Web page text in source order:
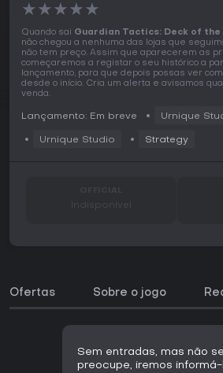
★★★★★
Quando sai Guardian Tactics: Deck of the
não chegou a nenhuma das lojas que
não tem preço. Assim que aparecerem as
começaremos a registar o seu histórico a
lançamento, para que depois possas ver
desde o início. Cria um alerta e avisamos
venda.
Lançamento: Em breve Urnique
Urnique Studio Strategy
Indisponível
Ofertas Sobre o jogo
Sem entradas, mas não se
preocupe, iremos